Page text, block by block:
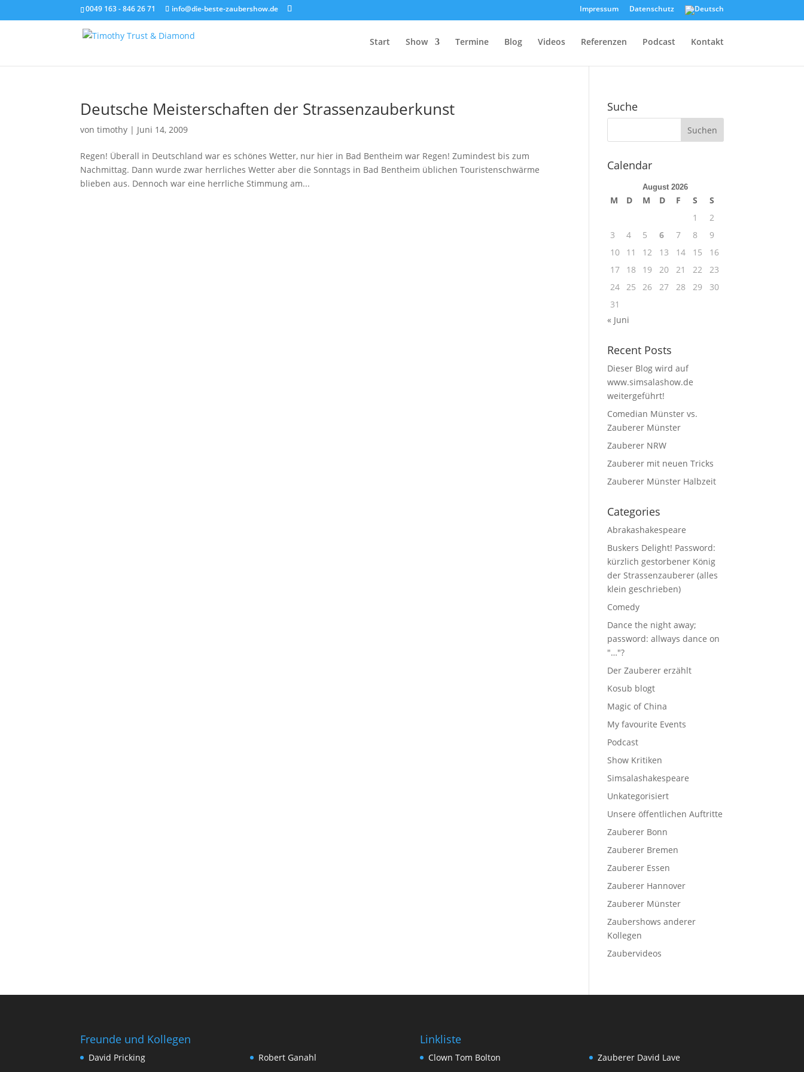
0049 163 - 846 26 71 info@die-beste-zaubershow.de Impressum Datenschutz
Start Show Termine Blog Videos Referenzen Podcast Kontakt
Deutsche Meisterschaften der Strassenzauberkunst
vontimothy | Juni 14, 2009
Regen! Überall in Deutschland war es schönes Wetter, nur hier in Bad Bentheim war Regen! Zumindest bis zum
Nachmittag. Dann wurde zwar herrliches Wetter aber die Sonntags in Bad Bentheim üblichen Touristenschwärme
blieben aus. Dennoch war eine herrliche Stimmung am...
Suche
Calendar
August 2026
M D M D F S
S
1
2
3
4 5 6 7 8
9
10
11 12 13 14 15
16
17
18 19 20 21 22
23
24 25 26 27 28 29
30
31
« Juni
Recent Posts
Dieser Blog wird auf
www.simsalashow.de
weitergeführt!
Comedian Münster vs.
Zauberer Münster
Zauberer NRW
Zauberer mit neuen Tricks
Zauberer Münster Halbzeit
Categories
Abrakashakespeare
Buskers Delight! Password:
kürzlich gestorbener König
der Strassenzauberer (alles
klein geschrieben)
Comedy
Dance the night away;
password: allways dance on
"…"?
Der Zauberer erzählt
Kosub blogt
Magic of China
My favourite Events
Podcast
Show Kritiken
Simsalashakespeare
Unkategorisiert
Unsere öffentlichen Auftritte
Zauberer Bonn
Zauberer Bremen
Zauberer Essen
Zauberer Hannover
Zauberer Münster
Zaubershows anderer
Kollegen
Zaubervideos
Freunde und Kollegen
David Pricking
Robert Ganahl
Linkliste
Clown Tom Bolton
Zauberer David Lave